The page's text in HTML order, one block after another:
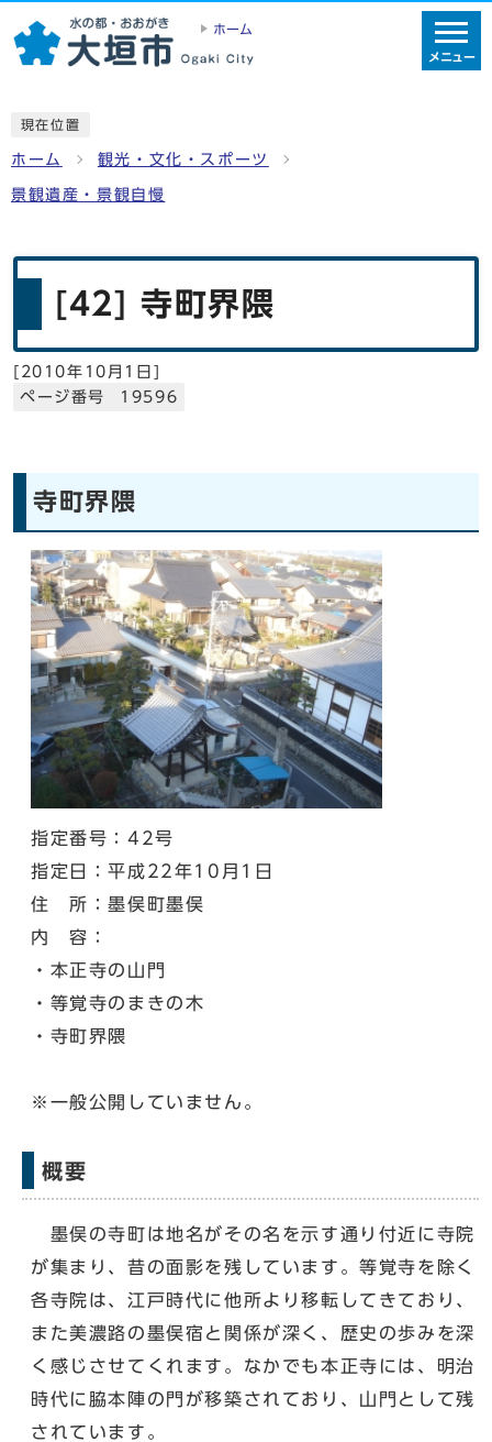
ホーム
メニュー
現在位置
ホーム 観光・文化・スポーツ
景観遺産・景観自慢
[42] 寺町界隈
[ 2010年10月1日 ]
ページ番号 19596
寺町界隈
指定番号：42号
指定日：平成22年10月1日
住 所：墨俣町墨俣
内 容：
・本正寺の山門
・等覚寺のまきの木
・寺町界隈
※一般公開していません。
概要
墨俣の寺町は地名がその名を示す通り付近に寺院
が集まり、昔の面影を残しています。等覚寺を除く
各寺院は、江戸時代に他所より移転してきており、
また美濃路の墨俣宿と関係が深く、歴史の歩みを深
く感じさせてくれます。なかでも本正寺には、明治
時代に脇本陣の門が移築されており、山門として残
されています。